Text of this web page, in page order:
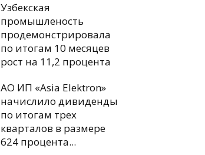
Узбекская
промышленость
продемонстрировала
по итогам 10 месяцев
рост на 11,2 процента
АО ИП «Asia Elektron»
начислило дивиденды
по итогам трех
кварталов в размере
624 процента...